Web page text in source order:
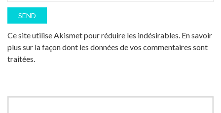
Ce site utilise Akismet pour réduire les indésirables. En savoir
plus sur la façon dont les données de vos commentaires sont
traitées